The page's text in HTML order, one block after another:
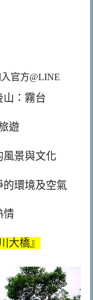
官方@LINE
山：霧台
遊
風景與文化
的環境及空氣
情
大橋』